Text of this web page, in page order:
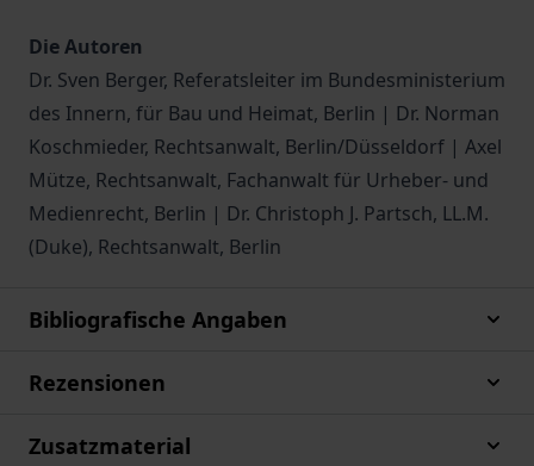
Die Autoren
Dr. Sven Berger, Referatsleiter im Bundesministerium
des Innern, für Bau und Heimat, Berlin | Dr. Norman
Koschmieder, Rechtsanwalt, Berlin/Düsseldorf | Axel
Mütze, Rechtsanwalt, Fachanwalt für Urheber- und
Medienrecht, Berlin | Dr. Christoph J. Partsch, LL.M.
(Duke), Rechtsanwalt, Berlin
Bibliografische Angaben
Rezensionen
Zusatzmaterial